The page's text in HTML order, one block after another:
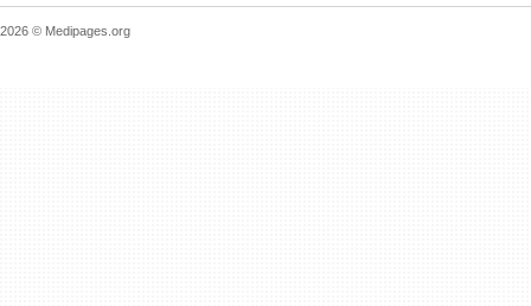
2026 © Medipages.org